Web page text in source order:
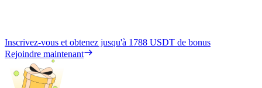
Inscrivez-vous et obtenez jusqu'à 1788 USDT de bonus
Rejoindre maintenant